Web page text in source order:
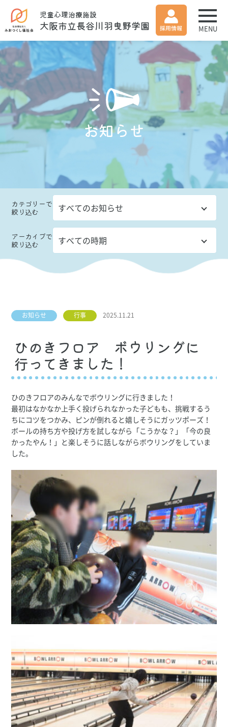
児童心理治療施設
大阪市立長谷川羽曳野学園 MENU
お知らせ
カテゴリーで
絞り込む
アーカイブで
絞り込む
お知らせ 行事 2025.11.21
ひのきフロア ボウリングに
行ってきました！
ひのきフロアのみんなでボウリングに行きました！
最初はなかなか上手く投げられなかった子どもも、挑戦するう
ちにコツをつかみ、ピンが倒れると嬉しそうにガッツポーズ！
ボールの持ち方や投げ方を試しながら「こうかな？」「今の良
かったやん！」と楽しそうに話しながらボウリングをしていま
した。